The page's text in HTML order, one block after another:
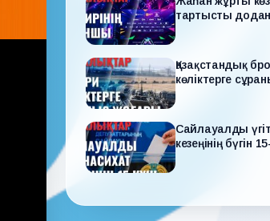
тартысты
Қазақстандық
көліктерге
Сайлауалды
кезеңінің бүгін